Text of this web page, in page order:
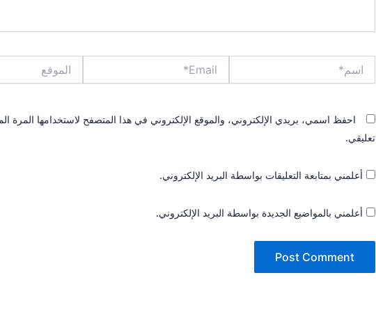
احفظ اسمي، بريدي الإلكتروني، والموقع الإلكتروني في هذا المتصفح لاستخدامها المرة
تعليقي.
أعلمني بمتابعة التعليقات بواسطة البريد الإلكتروني.
أعلمني بالمواضيع الجديدة بواسطة البريد الإلكتروني.